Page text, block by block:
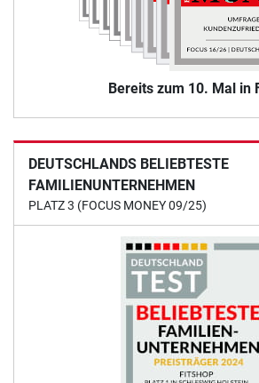
Bereits zum 10. Mal in
DEUTSCHLANDS BELIEBTESTE
FAMILIENUNTERNEHMEN
PLATZ 3 (FOCUS MONEY 09/25)